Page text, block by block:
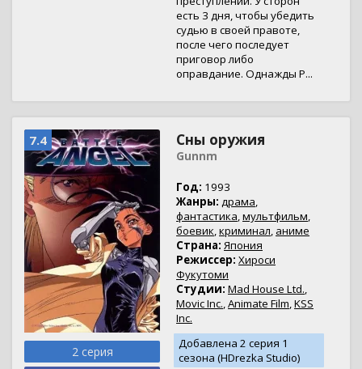
есть 3 дня, чтобы убедить
судью в своей правоте,
после чего последует
приговор либо
оправдание. Однажды Р...
7.4
2 серия
Сны оружия
Gunnm
Год: 1993
Жанры: драма,
фантастика,мультфильм,
боевик,криминал, аниме
Страна: Япония
Режиссер: Хироси
Фукутоми
Студии: Mad House Ltd.,
Movic Inc.,Animate Film,KSS
Inc.
Добавлена 2 серия 1
сезона (HDrezka Studio)